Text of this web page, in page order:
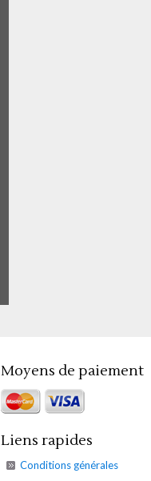
Moyens de paiement
Liens rapides
Conditions générales